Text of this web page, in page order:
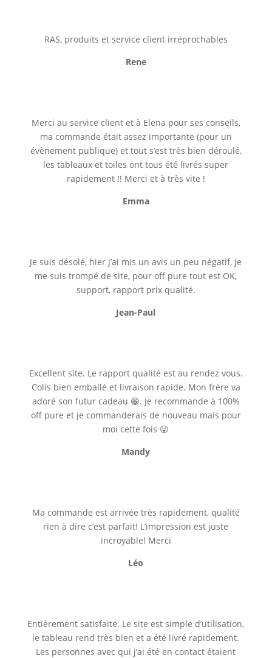
RAS, produits et service client irréprochables
Rene
Merci au service client et à Elena pour ses conseils,
ma commande était assez importante (pour un
évènement publique) et tout s’est très bien déroulé,
les tableaux et toiles ont tous été livrés super
rapidement !! Merci et à très vite !
Emma
Je suis désolé, hier j’ai mis un avis un peu négatif, je
me suis trompé de site, pour off pure tout est OK,
support, rapport prix qualité.
Jean-Paul
Excellent site. Le rapport qualité est au rendez vous.
Colis bien emballé et livraison rapide. Mon frère va
adoré son futur cadeau 😁. Je recommande à 100%
off pure et je commanderais de nouveau mais pour
moi cette fois 😜
Mandy
Ma commande est arrivée très rapidement, qualité
rien à dire c’est parfait! L’impression est juste
incroyable! Merci
Léo
Entièrement satisfaite. Le site est simple d’utilisation,
le tableau rend très bien et a été livré rapidement.
Les personnes avec qui j’ai été en contact étaient